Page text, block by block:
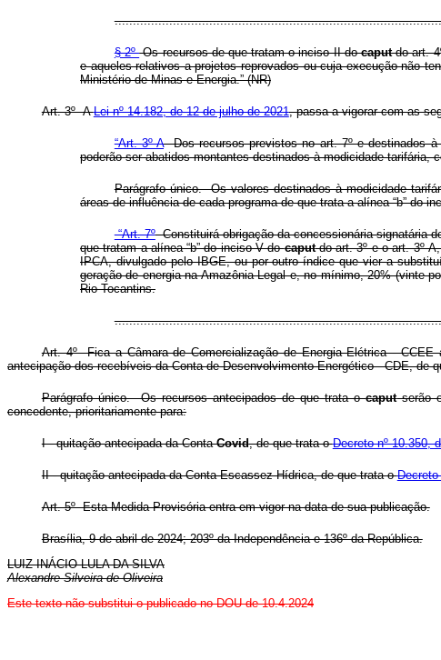
§ 2ºOs recursos de que tratam o inciso II docaputdo art.
e aqueles relativos a projetos reprovados ou cuja execução não
Ministério de Minas e Energia.” (NR)
Art. 3º ALei nº 14.182, de 12 de julho de 2021, passa a vigorar com as
“Art. 3º-ADos recursos previstos no art. 7º e destinados à
poderão ser abatidos montantes destinados à modicidade
Parágrafo único. Os valores destinados à modicidade
áreas de influência de cada programa de que trata a alínea “b” do
“Art. 7ºConstituirá obrigação da concessionária signatária
que tratam a alínea “b” do inciso V docaputdo art. 3º e o art. 3º-
IPCA, divulgado pelo IBGE, ou por outro índice que vier a
geração de energia na Amazônia Legal e, no mínimo, 20% (vinte
Rio Tocantins.
Art. 4º Fica a Câmara de Comercialização de Energia Elétrica -
antecipação dos recebíveis da Conta de Desenvolvimento Energético - CDE, de
Parágrafo único. Os recursos antecipados de que trata ocaputserão
concedente, prioritariamente para:
I - quitação antecipada da Conta-Covid, de que trata oDecreto nº 10.350,
II - quitação antecipada da Conta Escassez Hídrica, de que trata oDecreto
Art. 5º Esta Medida Provisória entra em vigor na data de sua publicação.
Brasília, 9 de abril de 2024; 203º da Independência e 136º da República.
LUIZ INÁCIO LULA DA SILVA
Alexandre Silveira de Oliveira
Este texto não substitui o publicado no DOU de 10.4.2024